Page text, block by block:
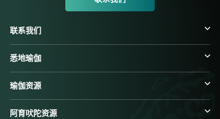
联系我们
悉地瑜伽
瑜伽资源
阿育吠陀资源